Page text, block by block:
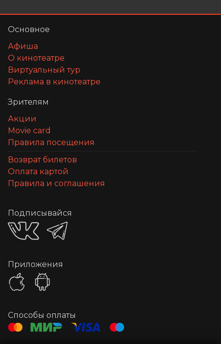
Основное
Афиша
О кинотеатре
Виртуальный тур
Реклама в кинотеатре
Зрителям
Акции
Movie card
Правила посещения
Возврат билетов
Оплата картой
Правила и соглашения
Подписывайся
Приложения
Способы оплаты